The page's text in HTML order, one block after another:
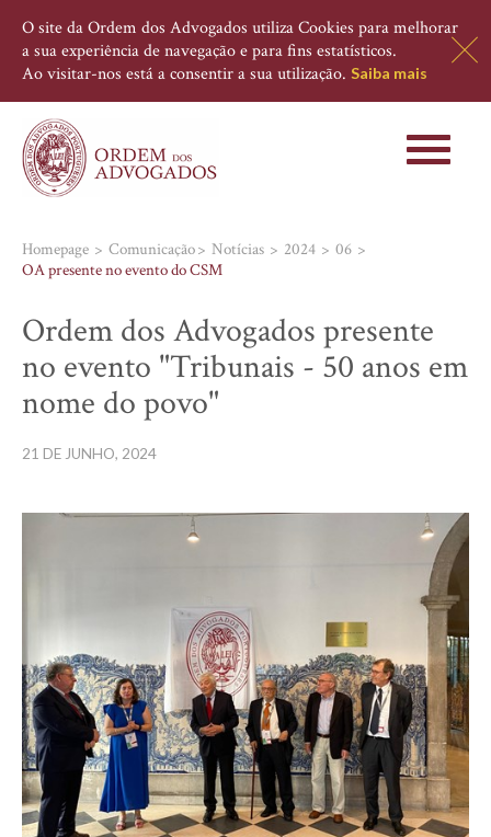
O site da Ordem dos Advogados utiliza Cookies para melhorar
a sua experiência de navegação e para fins estatísticos.
Ao visitar-nos está a consentir a sua utilização. Saiba mais
Toggle
Homepage Comunicação Notícias 2024
06
OA presente no evento do CSM
Ordem dos Advogados presente
no evento "Tribunais - 50 anos em
nome do povo"
21 DE JUNHO, 2024